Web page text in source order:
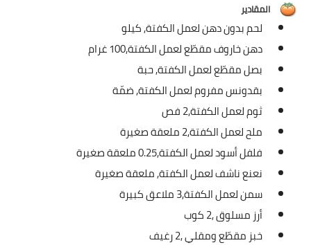
الجمال والريجيم
الريجيم والرشاقة
العناية بالبشرة
اطباق وأعياد
حلا الأعياد
المقادير
لحم بدون دهن لعمل الكفتة,كيلو
دهن خاروف مقطّع لعمل الكفتة,100 غرام
بصل مقطّع لعمل الكفتة,حبة
بقدونس مفروم لعمل الكفتة,ضمّة
ثوم لعمل الكفتة,2 فص
ملح لعمل الكفتة,2 ملعقة صغيرة
فلفل أسود لعمل الكفتة,0.25 ملعقة صغيرة
نعنع ناشف لعمل الكفتة,ملعقة صغيرة
سمن لعمل الكفتة,3 ملاعق كبيرة
أرز مسلوق ,2 كوب
خبز مقطّع ومقلي ,2 رغيف